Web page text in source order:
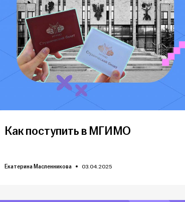
Как поступить в МГИМО
Екатерина Масленникова 03.04.2025